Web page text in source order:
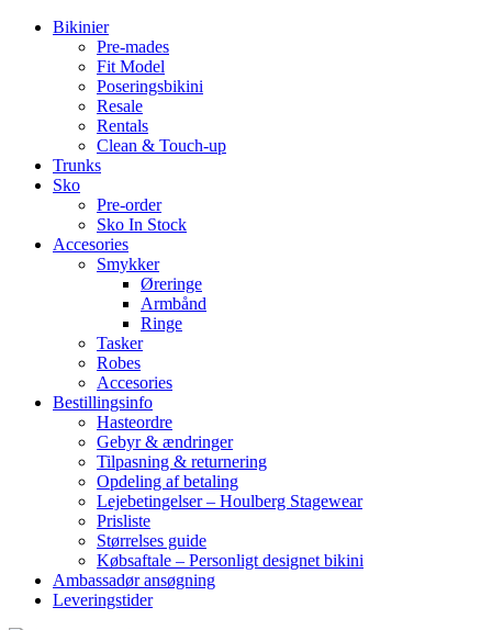
Bikinier
Pre-mades
Fit Model
Poseringsbikini
Resale
Rentals
Clean & Touch-up
Trunks
Sko
Pre-order
Sko In Stock
Accesories
Smykker
Øreringe
Armbånd
Ringe
Tasker
Robes
Accesories
Bestillingsinfo
Hasteordre
Gebyr & ændringer
Tilpasning & returnering
Opdeling af betaling
Lejebetingelser – Houlberg Stagewear
Prisliste
Størrelses guide
Købsaftale – Personligt designet bikini
Ambassadør ansøgning
Leveringstider